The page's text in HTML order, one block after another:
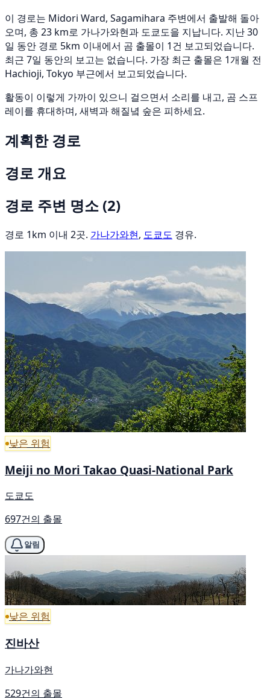
이 경로는 Midori Ward, Sagamihara 주변에서 출발해 돌아
오며, 총 23 km로 가나가와현과 도쿄도을 지납니다. 지난 30
일 동안 경로 5km 이내에서 곰 출몰이 1건 보고되었습니다.
최근 7일 동안의 보고는 없습니다. 가장 최근 출몰은 1개월 전
Hachioji, Tokyo 부근에서 보고되었습니다.
활동이 이렇게 가까이 있으니 걸으면서 소리를 내고, 곰 스프
레이를 휴대하며, 새벽과 해질녘 숲은 피하세요.
계획한 경로
경로 개요
경로 주변 명소 (2)
경로 1km 이내 2곳. 가나가와현, 도쿄도 경유.
낮은 위험
Meiji no Mori Takao Quasi-National Park
도쿄도
697건의 출몰
알림
낮은 위험
진바산
가나가와현
529건의 출몰